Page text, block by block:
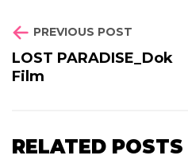
PREVIOUS POST
LOST PARADISE_Dok
Film
RELATED POSTS